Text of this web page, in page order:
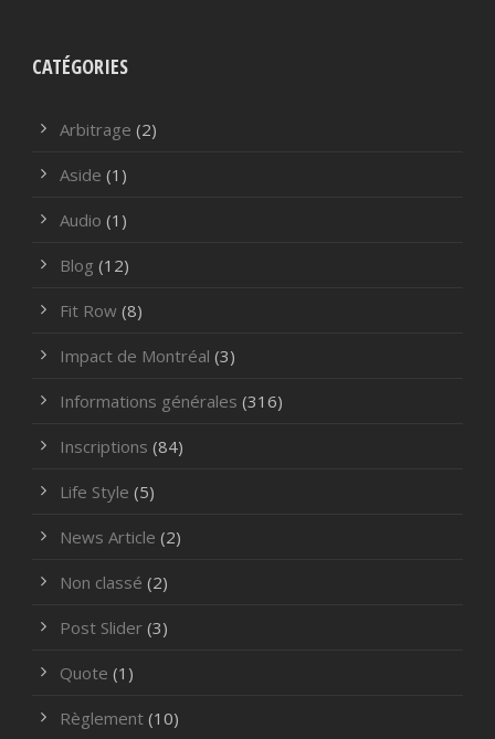
CATÉGORIES
Arbitrage (2)
Aside (1)
Audio (1)
Blog (12)
Fit Row (8)
Impact de Montréal (3)
Informations générales (316)
Inscriptions (84)
Life Style (5)
News Article (2)
Non classé (2)
Post Slider (3)
Quote (1)
Règlement (10)